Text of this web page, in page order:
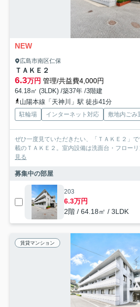
NEW
広島市南区仁保
ＴＡＫＥ２
6.3万円 管理/共益費4,000円
64.18㎡ (3LDK) /築37年 /3階建
山陽本線「天神川」駅 徒歩41分
駐輪場 インターネット対応 敷地内ごみ
ぜひ一度見ていただきたい、「ＴＡＫＥ２」
載のＴＡＫＥ２。室内設備は洗面台・フロー
見る
募集中の部屋
203
6.3万円
2階 / 64.18㎡ / 3LDK
賃貸マンション